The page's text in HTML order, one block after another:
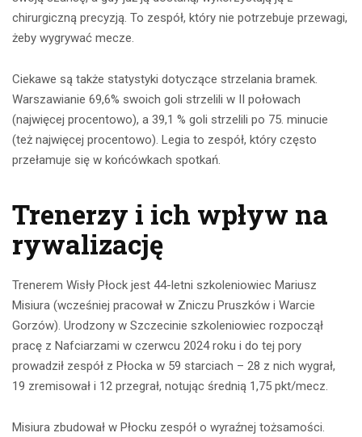
chirurgiczną precyzją. To zespół, który nie potrzebuje przewagi,
żeby wygrywać mecze.
Ciekawe są także statystyki dotyczące strzelania bramek.
Warszawianie 69,6% swoich goli strzelili w II połowach
(najwięcej procentowo), a 39,1 % goli strzelili po 75. minucie
(też najwięcej procentowo). Legia to zespół, który często
przełamuje się w końcówkach spotkań.
Trenerzy i ich wpływ na
rywalizację
Trenerem Wisły Płock jest 44-letni szkoleniowiec Mariusz
Misiura (wcześniej pracował w Zniczu Pruszków i Warcie
Gorzów). Urodzony w Szczecinie szkoleniowiec rozpoczął
pracę z Nafciarzami w czerwcu 2024 roku i do tej pory
prowadził zespół z Płocka w 59 starciach – 28 z nich wygrał,
19 zremisował i 12 przegrał, notując średnią 1,75 pkt/mecz.
Misiura zbudował w Płocku zespół o wyraźnej tożsamości.